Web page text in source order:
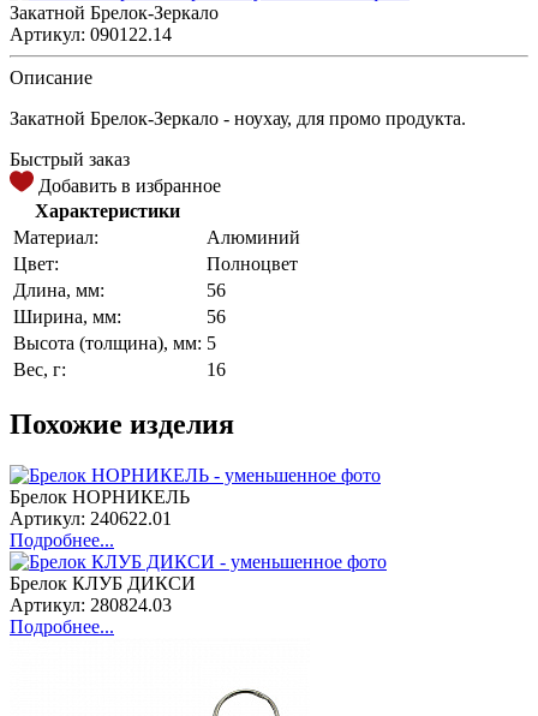
Закатной Брелок-Зеркало
Артикул: 090122.14
Описание
Закатной Брелок-Зеркало - ноухау, для промо продукта.
Быстрый заказ
Добавить в избранное
Характеристики
Материал:
Алюминий
Цвет:
Полноцвет
Длина, мм:
56
Ширина, мм:
56
Высота (толщина), мм: 5
Вес, г:
16
Похожие изделия
Брелок НОРНИКЕЛЬ
Артикул: 240622.01
Подробнее...
Брелок КЛУБ ДИКСИ
Артикул: 280824.03
Подробнее...